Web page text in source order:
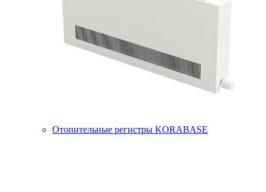
Отопительные регистры KORABASE